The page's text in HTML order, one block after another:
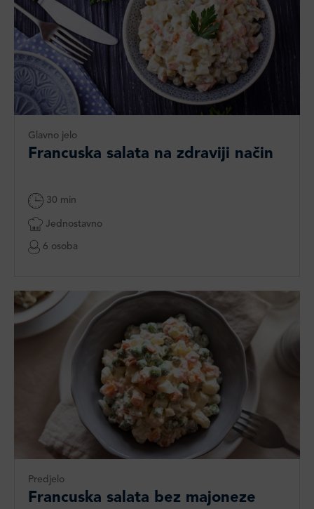
Glavno jelo
Francuska salata na zdraviji način
30 min
Jednostavno
6 osoba
Predjelo
Francuska salata bez majoneze